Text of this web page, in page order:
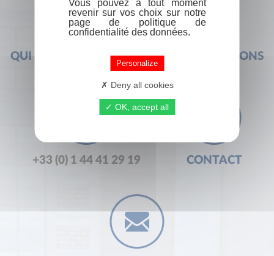
QUI SOMMES-NOUS ?FOIRE AUX QUESTIONS
+33 (0) 1 44 41 29 19 CONTACT
Vous pouvez à tout moment
revenir sur vos choix sur notre
page de politique de
confidentialité des données.
Personalize
Deny all cookies
OK, accept all